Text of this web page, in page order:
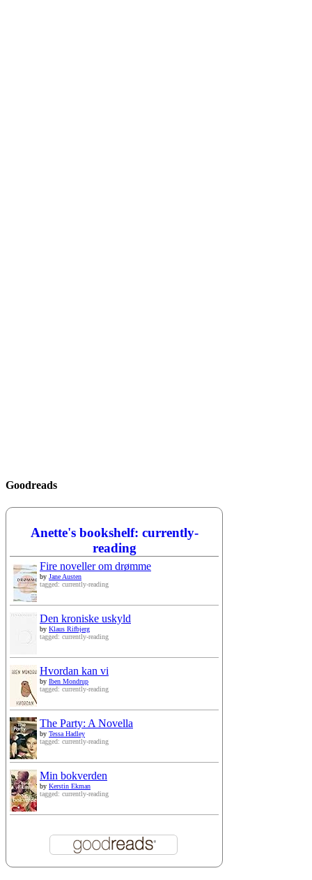
Goodreads
Anette's bookshelf: currently-
reading
Fire noveller om drømme
by Jane Austen
tagged: currently-reading
Den kroniske uskyld
by Klaus Rifbjerg
tagged: currently-reading
Hvordan kan vi
by Iben Mondrup
tagged: currently-reading
The Party: A Novella
by Tessa Hadley
tagged: currently-reading
Min bokverden
by Kerstin Ekman
tagged: currently-reading